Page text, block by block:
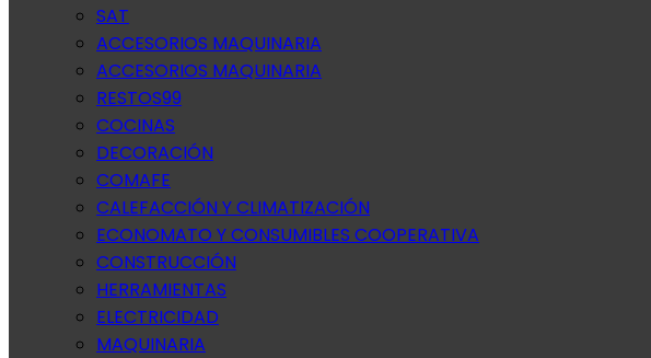
SAT
ACCESORIOS MAQUINARIA
ACCESORIOS MAQUINARIA
RESTOS99
COCINAS
DECORACIÓN
COMAFE
CALEFACCIÓN Y CLIMATIZACIÓN
ECONOMATO Y CONSUMIBLES COOPERATIVA
CONSTRUCCIÓN
HERRAMIENTAS
ELECTRICIDAD
MAQUINARIA